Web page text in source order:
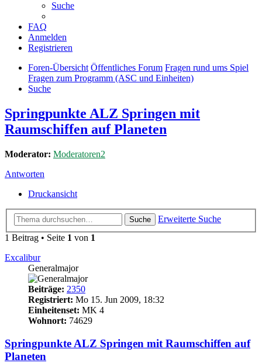
Suche
FAQ
Anmelden
Registrieren
Foren-Übersicht Öffentliches Forum Fragen rund ums Spiel
Fragen zum Programm (ASC und Einheiten)
Suche
Springpunkte ALZ Springen mit
Raumschiffen auf Planeten
Moderator: Moderatoren2
Antworten
Druckansicht
Suche
Erweiterte Suche
1 Beitrag • Seite 1 von 1
Excalibur
Generalmajor
Beiträge: 2350
Registriert: Mo 15. Jun 2009, 18:32
Einheitenset: MK 4
Wohnort: 74629
Springpunkte ALZ Springen mit Raumschiffen auf
Planeten